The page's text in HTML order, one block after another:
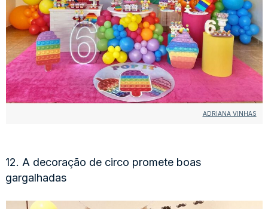
ADRIANA VINHAS
12. A decoração de circo promete boas
gargalhadas